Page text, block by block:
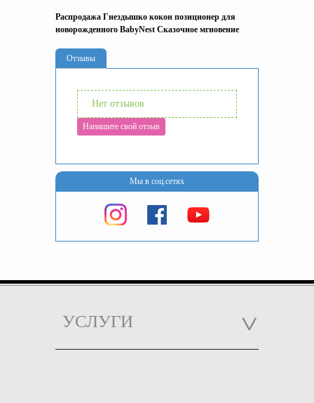
Распродажа Гнездышко кокон позиционер для
новорожденного BabyNest Сказочное мгновение
Отзывы
Нет отзывов
Напишите свой отзыв
Мы в соц.сетях
УСЛУГИ